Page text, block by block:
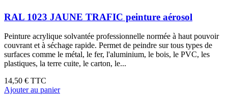
RAL 1023 JAUNE TRAFIC peinture aérosol
Peinture acrylique solvantée professionnelle normée à haut pouvoir
couvrant et à séchage rapide. Permet de peindre sur tous types de
surfaces comme le métal, le fer, l'aluminium, le bois, le PVC, les
plastiques, la terre cuite, le carton, le...
14,50 € TTC
Ajouter au panier